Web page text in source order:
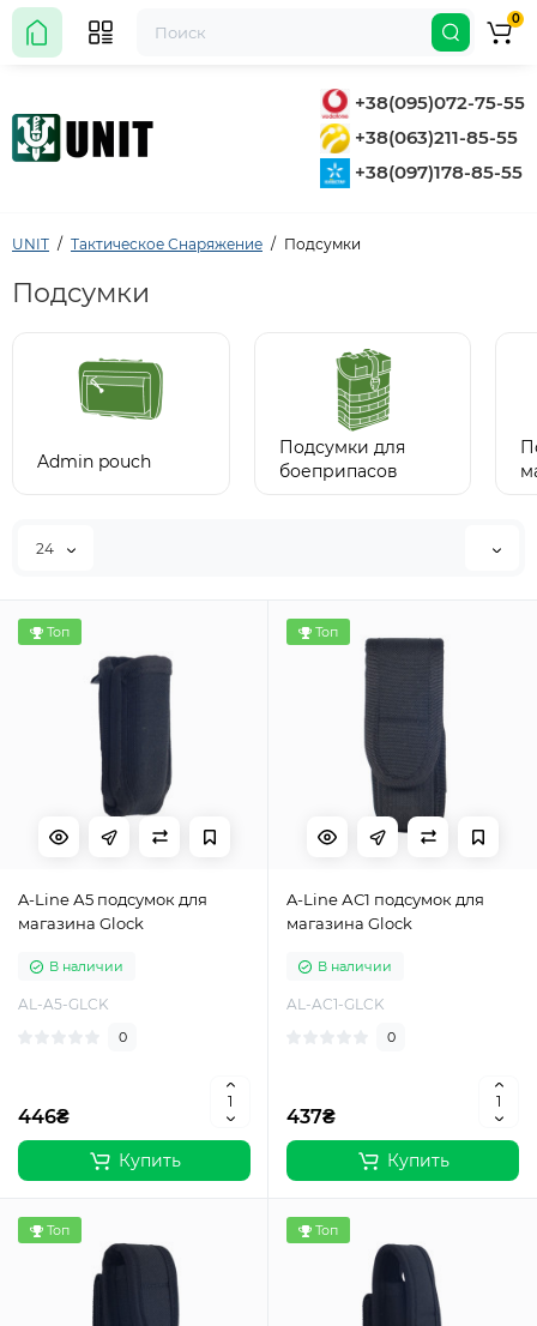
+38(095)072-75-55
+38(063)211-85-55
+38(097)178-85-55
0
UNIT Тактическое Снаряжение Подсумки
Подсумки
Admin pouch
Подсумки для
боеприпасов
24
Топ
A-Line А5 подсумок для
магазина Glock
В наличии
AL-A5-GLCK
0
446₴
Купить
Топ
A-Line АС1 подсумок для
магазина Glock
В наличии
AL-AC1-GLCK
0
437₴
Купить
Топ Топ